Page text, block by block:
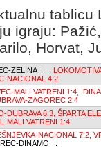
tablicu
igraju:
Horvat,
ZELINA _:_,
NACIONAL 4:2
MALI VATRENI 1:4,
ZAGOREC 2:4
DUBRAVA 6:3, ŠPARTA
MALI VATRENI 1:4
NACIONAL 7:2,
DINAMO _:_